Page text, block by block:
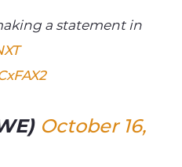
a statement in
October 16,